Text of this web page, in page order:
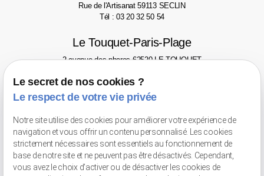
Rue de l'Artisanat59113 SECLIN
Tél : 03 20 32 50 54
Le Touquet-Paris-Plage
2 avenue des phares62520 LE TOUQUET
Valenciennes
Tél : 03 66 20 02 52
Retrait de marchandises
56 bis rue Jean-Chemin59148 FLINES-LEZ-RACHES
Le secret de nos cookies ?
Le respect de votre vie privée
Notre site utilise des cookies pour améliorer votre expérience de
navigation et vous offrir un contenu personnalisé. Les cookies
strictement nécessaires sont essentiels au fonctionnement de
base de notre site et ne peuvent pas être désactivés. Cependant,
vous avez le choix d'activer ou de désactiver les cookies de